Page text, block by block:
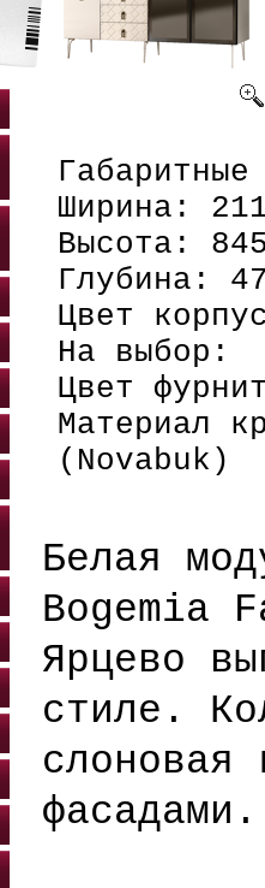
Ширина:
Высота:
Глубина:
Цвет
На выбор:
Цвет
Материал
(Novabuk)
Белая
Bogemia
Ярцево
стиле.
слоновая
фасадами.